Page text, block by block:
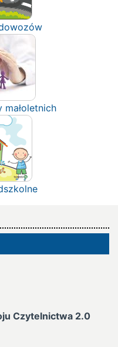
Czytelnictwa 2.0